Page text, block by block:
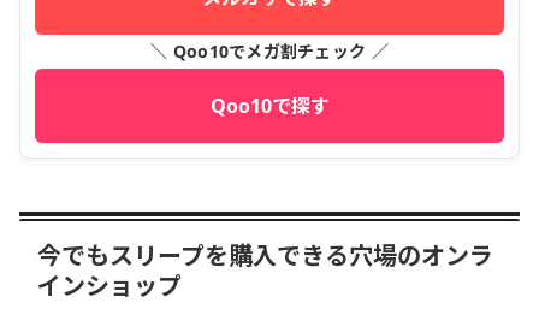
＼ Qoo10でメガ割チェック ／
Qoo10で探す
今でもスリープを購入できる穴場のオンラ
インショップ